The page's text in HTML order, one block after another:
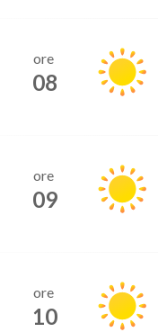
ore
08
ore
09
ore
10